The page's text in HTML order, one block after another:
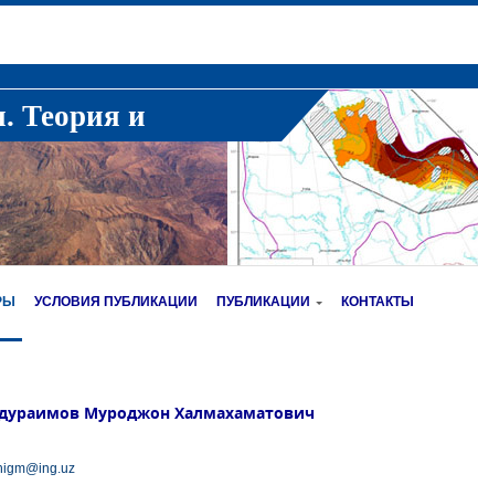
Теория и
УСЛОВИЯ ПУБЛИКАЦИИ ПУБЛИКАЦИИ КОНТАКТЫ
Муроджон Халмахаматович